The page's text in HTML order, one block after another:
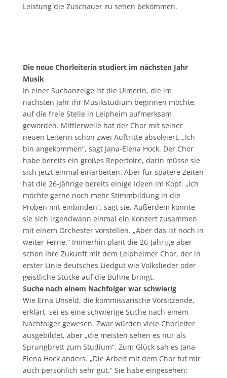
Leistung die Zuschauer zu sehen bekommen.
Die neue Chorleiterin studiert im nächsten Jahr
Musik
In einer Suchanzeige ist die Ulmerin, die im
nächsten Jahr ihr Musikstudium beginnen möchte,
auf die freie Stelle in Leipheim aufmerksam
geworden. Mittlerweile hat der Chor mit seiner
neuen Leiterin schon zwei Auftritte absolviert. „Ich
bin angekommen“, sagt Jana-Elena Hock. Der Chor
habe bereits ein großes Repertoire, darin müsse sie
sich jetzt einmal einarbeiten. Aber für spätere Zeiten
hat die 26-Jährige bereits einige Ideen im Kopf. „Ich
möchte gerne noch mehr Stimmbildung in die
Proben mit einbinden“, sagt sie. Außerdem könnte
sie sich irgendwann einmal ein Konzert zusammen
mit einem Orchester vorstellen. „Aber das ist noch in
weiter Ferne.“ Immerhin plant die 26-Jährige aber
schon ihre Zukunft mit dem Leipheimer Chor, der in
erster Linie deutsches Liedgut wie Volkslieder oder
geistliche Stücke auf die Bühne bringt.
Suche nach einem Nachfolger war schwierig
Wie Erna Unseld, die kommissarische Vorsitzende,
erklärt, sei es eine schwierige Suche nach einem
Nachfolger gewesen. Zwar würden viele Chorleiter
ausgebildet, aber „die meisten sehen es nur als
Sprungbrett zum Studium“. Zum Glück sah es Jana-
Elena Hock anders. „Die Arbeit mit dem Chor tut mir
auch persönlich sehr gut.“ Sie habe eingesehen: